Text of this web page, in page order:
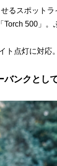
るスポット
500」。
ト点灯に対応
バンクとし